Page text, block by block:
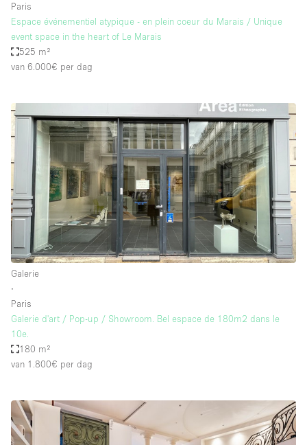
Paris
Espace événementiel atypique - en plein coeur du Marais / Unique
event space in the heart of Le Marais
525 m²
van 6.000€ per dag
Galerie
∙
Paris
Galerie d'art / Pop-up / Showroom. Bel espace de 180m2 dans le
10e.
180 m²
van 1.800€ per dag